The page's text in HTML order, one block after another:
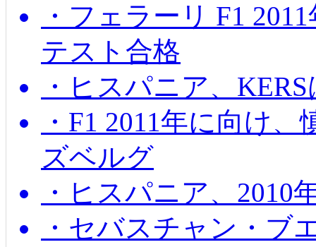
・フェラーリ F1
テスト合格
・ヒスパニア、
・F1 2011年に向け
ズベルグ
・ヒスパニア、2010
・セバスチャン・ブ